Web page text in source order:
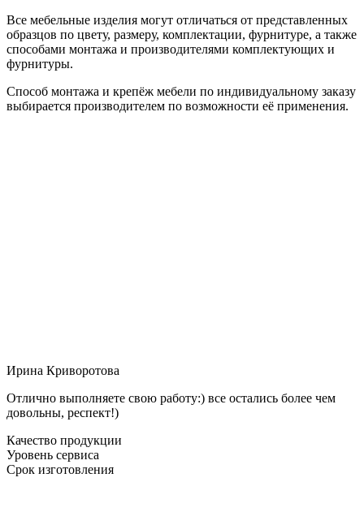
Все мебельные изделия могут отличаться от представленных
образцов по цвету, размеру, комплектации, фурнитуре, а также
способами монтажа и производителями комплектующих и
фурнитуры.
Способ монтажа и крепёж мебели по индивидуальному заказу
выбирается производителем по возможности её применения.
Ирина Криворотова
Отлично выполняете свою работу:) все остались более чем
довольны, респект!)
Качество продукции
Уровень сервиса
Срок изготовления